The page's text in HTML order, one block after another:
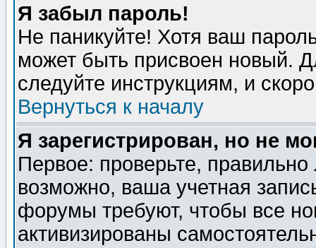
Я забыл пароль!
Не паникуйте! Хотя ваш
может быть присвоен новый.
следуйте инструкциям, и
Вернуться к началу
Я зарегистрирован, но не
Первое: проверьте,
возможно, ваша учетная
форумы требуют, чтобы все
активизированы